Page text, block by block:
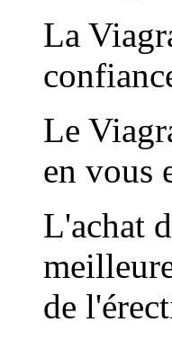
La
Le
en vous
L'achat
de